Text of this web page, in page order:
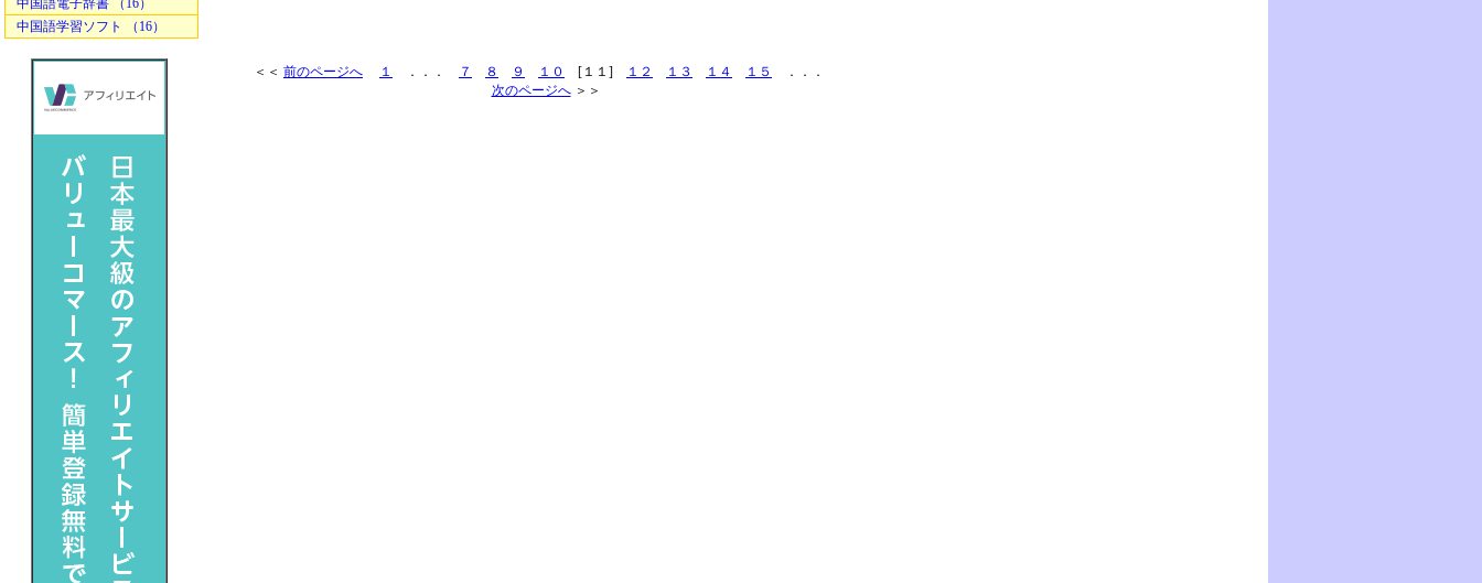
中国語電子辞書 （16）
中国語学習ソフト （16）
＜＜ 前のページへ １ ．．． ７ ８ ９ １０ [１１] １２ １３ １４ １５
．．．
次のページへ＞＞